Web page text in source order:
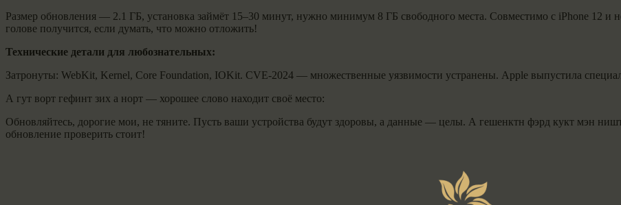
Размер обновления — 2.1 ГБ, установка займёт 15–30 минут, нужно минимум 8 ГБ свободного места. Совместимо с iPhone 12
голове получится, если думать, что можно отложить!
Технические детали для любознательных:
Затронуты: WebKit, Kernel, Core Foundation, IOKit. CVE-2024 — множественные уязвимости устранены. Apple выпустила
А гут ворт гефинт зих а норт — хорошее слово находит своё место:
Обновляйтесь, дорогие мои, не тяните. Пусть ваши устройства будут здоровы, а данные — целы. А гешенктн фэрд кукт мэн
обновление проверить стоит!